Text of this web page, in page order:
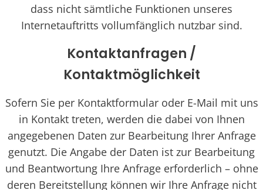
dass nicht sämtliche Funktionen unseres
Internetauftritts vollumfänglich nutzbar sind.
Kontaktanfragen /
Kontaktmöglichkeit
Sofern Sie per Kontaktformular oder E-Mail mit uns
in Kontakt treten, werden die dabei von Ihnen
angegebenen Daten zur Bearbeitung Ihrer Anfrage
genutzt. Die Angabe der Daten ist zur Bearbeitung
und Beantwortung Ihre Anfrage erforderlich – ohne
deren Bereitstellung können wir Ihre Anfrage nicht